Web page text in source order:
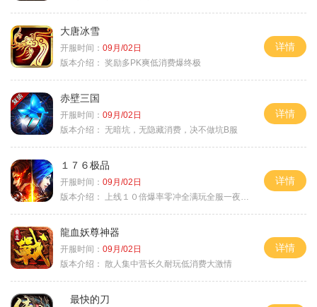
大唐冰雪
开服时间： 09月/02日
版本介绍： 奖励多PK爽低消费爆终极
详情
赤壁三国
开服时间： 09月/02日
版本介绍： 无暗坑，无隐藏消费，决不做坑B服
详情
１７６极品
开服时间： 09月/02日
版本介绍：
上线１０倍爆率零冲全满玩全服一夜终极
详情
龍血妖尊神器
开服时间： 09月/02日
版本介绍： 散人集中营长久耐玩低消费大激情
详情
最快的刀